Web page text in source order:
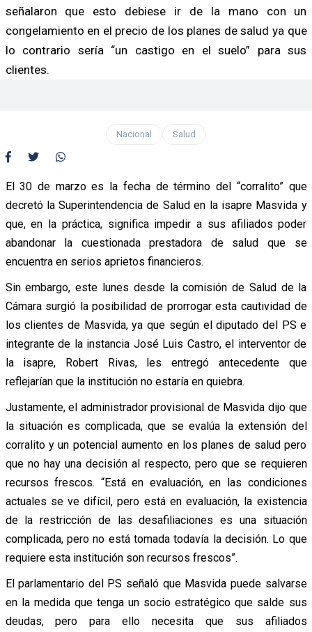
señalaron que esto debiese ir de la mano con un
congelamiento en el precio de los planes de salud ya que
lo contrario sería “un castigo en el suelo” para sus
clientes.
Nacional Salud
El 30 de marzo es la fecha de término del “corralito” que
decretó la Superintendencia de Salud en la isapre Masvida y
que, en la práctica, significa impedir a sus afiliados poder
abandonar la cuestionada prestadora de salud que se
encuentra en serios aprietos financieros.
Sin embargo, este lunes desde la comisión de Salud de la
Cámara surgió la posibilidad de prorrogar esta cautividad de
los clientes de Masvida, ya que según el diputado del PS e
integrante de la instancia José Luis Castro, el interventor de
la isapre, Robert Rivas, les entregó antecedente que
reflejarían que la institución no estaría en quiebra.
Justamente, el administrador provisional de Masvida dijo que
la situación es complicada, que se evalúa la extensión del
corralito y un potencial aumento en los planes de salud pero
que no hay una decisión al respecto, pero que se requieren
recursos frescos. “Está en evaluación, en las condiciones
actuales se ve difícil, pero está en evaluación, la existencia
de la restricción de las desafiliaciones es una situación
complicada, pero no está tomada todavía la decisión. Lo que
requiere esta institución son recursos frescos”.
El parlamentario del PS señaló que Masvida puede salvarse
en la medida que tenga un socio estratégico que salde sus
deudas, pero para ello necesita que sus afiliados